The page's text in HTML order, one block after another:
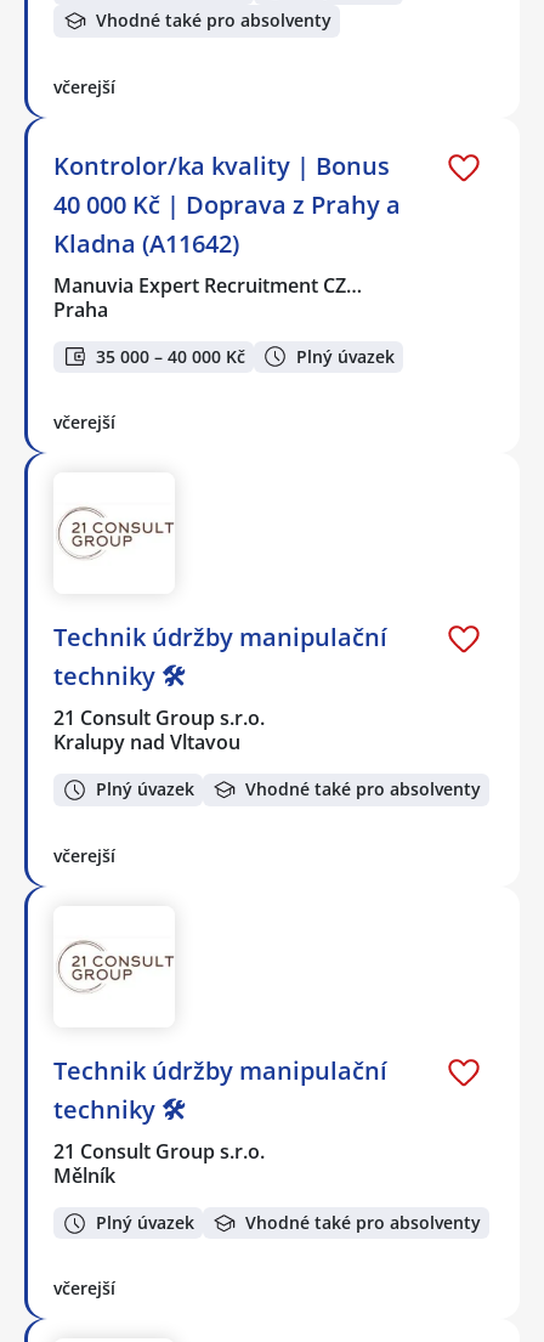
Vhodné také pro absolventy
včerejší
Kontrolor/ka kvality | Bonus
40 000 Kč | Doprava z Prahy a
Kladna (A11642)
Manuvia Expert Recruitment CZ…
Praha
35 000 – 40 000 Kč Plný úvazek
včerejší
Technik údržby manipulační
techniky 🛠️
21 Consult Group s.r.o.
Kralupy nad Vltavou
Plný úvazek Vhodné také pro absolventy
včerejší
Technik údržby manipulační
techniky 🛠️
21 Consult Group s.r.o.
Mělník
Plný úvazek Vhodné také pro absolventy
včerejší